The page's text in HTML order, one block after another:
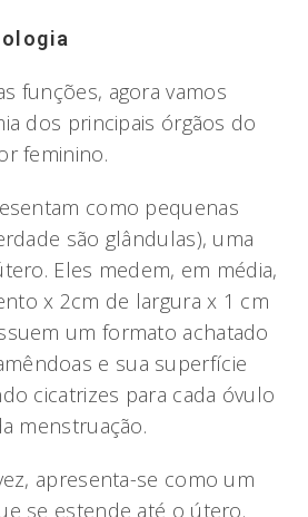
funções, agora vamos
dos principais órgãos do
feminino.
como pequenas
são glândulas), uma
Eles medem, em média,
x 2cm de largura x 1 cm
um formato achatado
e sua superfície
cicatrizes para cada óvulo
menstruação.
apresenta-se como um
se estende até o útero.